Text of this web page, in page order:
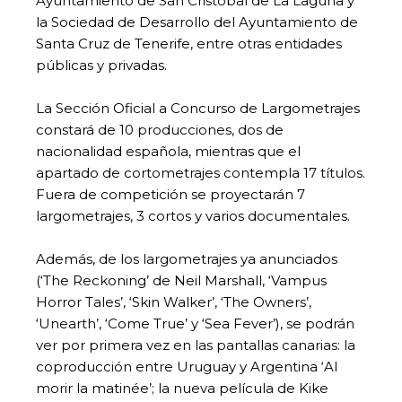
la Sociedad de Desarrollo del Ayuntamiento de
Santa Cruz de Tenerife, entre otras entidades
públicas y privadas.
La Sección Oficial a Concurso de Largometrajes
constará de 10 producciones, dos de
nacionalidad española, mientras que el
apartado de cortometrajes contempla 17 títulos.
Fuera de competición se proyectarán 7
largometrajes, 3 cortos y varios documentales.
Además, de los largometrajes ya anunciados
(‘The Reckoning’ de Neil Marshall, ‘Vampus
Horror Tales’, ‘Skin Walker’, ‘The Owners’,
‘Unearth’, ‘Come True’ y ‘Sea Fever’), se podrán
ver por primera vez en las pantallas canarias: la
coproducción entre Uruguay y Argentina ‘Al
morir la matinée’; la nueva película de Kike